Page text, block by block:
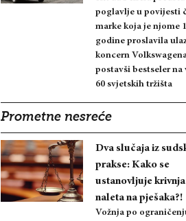
poglavlje u povijesti
marke koja je njome
godine proslavila
koncern
postavši bestseler na
60 svjetskih tržišta
Prometne nesreće
Dva slučaja iz
prakse: Kako se
ustanovljuje
naleta na pješaka?!
Vožnja po